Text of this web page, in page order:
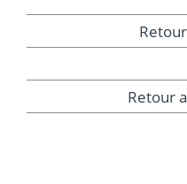
Retour
Retour